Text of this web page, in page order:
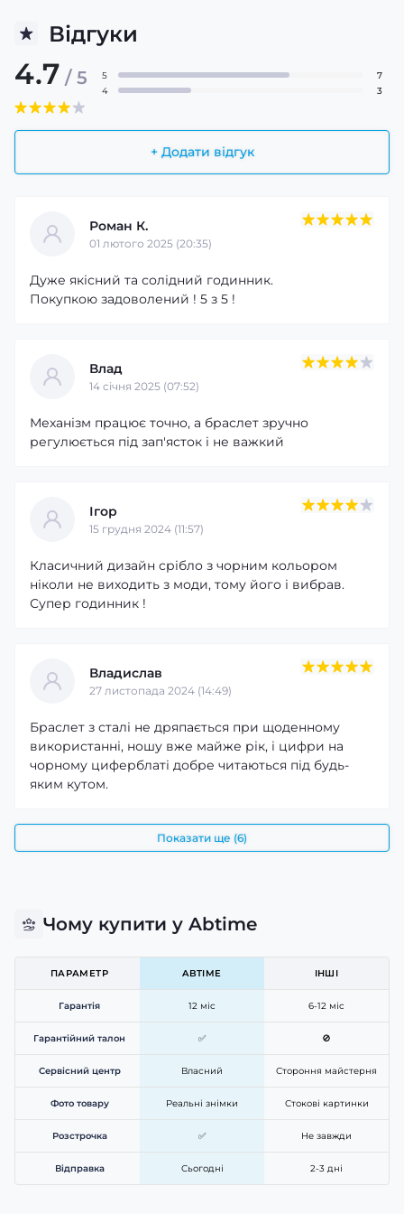
Відгуки
4.7 / 5
+ Додати відгук
5
7
4
3
Роман К.
01 лютого 2025 (20:35)
Дуже якісний та солідний годинник.
Покупкою задоволений ! 5 з 5 !
Влад
14 cічня 2025 (07:52)
Механізм працює точно, а браслет зручно
регулюється під зап'ясток і не важкий
Ігор
15 грудня 2024 (11:57)
Класичний дизайн срібло з чорним кольором
ніколи не виходить з моди, тому його і вибрав.
Супер годинник !
Владислав
27 листопада 2024 (14:49)
Браслет з сталі не дряпається при щоденному
використанні, ношу вже майже рік, і цифри на
чорному циферблаті добре читаються під будь-
яким кутом.
Показати ще (6)
Чому купити у Abtime
ПАРАМЕТР ABTIME ІНШІ
Гарантія 12 міс 6-12 міс
Гарантійний талон ✅ 🚫
Сервісний центр Власний Стороння майстерня
Фото товару Реальні знімки Стокові картинки
Розстрочка ✅ Не завжди
Відправка Сьогодні 2-3 дні